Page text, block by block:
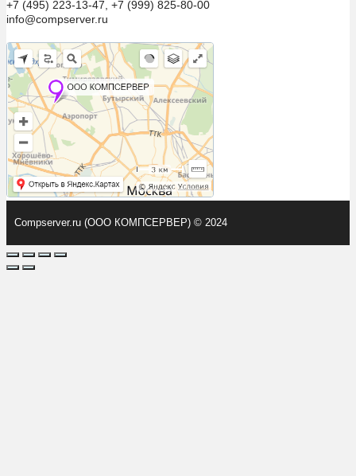
+7 (495) 223-13-47, +7 (999) 825-80-00
info@compserver.ru
Compserver.ru (ООО КОМПСЕРВЕР) © 2024